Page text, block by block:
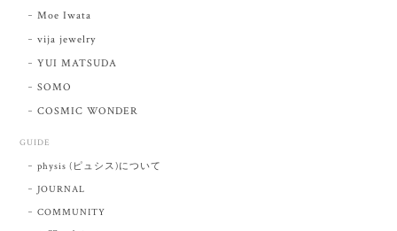
Moe Iwata
vija jewelry
YUI MATSUDA
SOMO
COSMIC WONDER
GUIDE
physis (ピュシス)について
JOURNAL
COMMUNITY